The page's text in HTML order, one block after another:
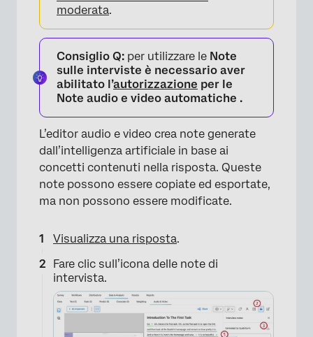
moderata.
Consiglio Q: per utilizzare le Note
sulle interviste è necessario aver
abilitato l’autorizzazione per le
Note audio e video automatiche .
L’editor audio e video crea note generate
dall’intelligenza artificiale in base ai
concetti contenuti nella risposta. Queste
note possono essere copiate ed esportate,
ma non possono essere modificate.
Visualizza una risposta.
Fare clic sull’icona delle note di
intervista.